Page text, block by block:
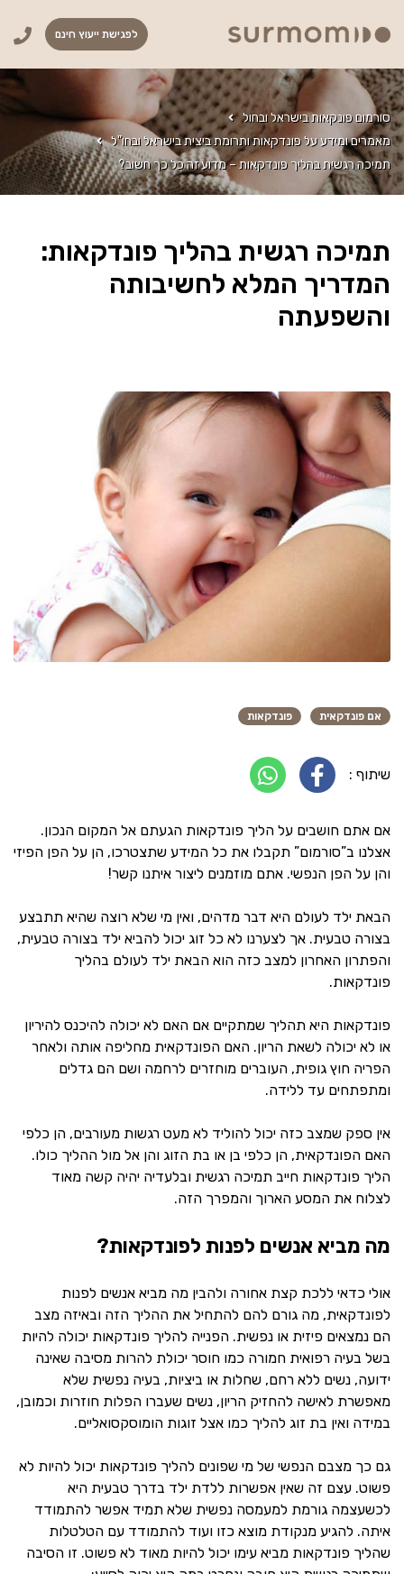
לפגישת ייעוץ חינם
סורמום פונקאות בישראל ובחול
מאמרים ומידע על פונדקאות ותרומת ביצית בישראל ובחו"ל
תמיכה רגשית בהליך פונדקאות – מדוע זה כל כך חשוב?
תמיכה רגשית בהליך פונדקאות:
המדריך המלא לחשיבותה
והשפעתה
אם פונדקאית פונדקאות
שיתוף :
אם אתם חושבים על הליך פונדקאות הגעתם אל המקום הנכון.
אצלנו ב”סורמום” תקבלו את כל המידע שתצטרכו, הן על הפן הפיזי
והן על הפן הנפשי. אתם מוזמנים ליצור איתנו קשר!
הבאת ילד לעולם היא דבר מדהים, ואין מי שלא רוצה שהיא תתבצע
בצורה טבעית. אך לצערנו לא כל זוג יכול להביא ילד בצורה טבעית,
והפתרון האחרון למצב כזה הוא הבאת ילד לעולם בהליך
פונדקאות.
פונדקאות היא תהליך שמתקיים אם האם לא יכולה להיכנס להיריון
או לא יכולה לשאת הריון. האם הפונדקאית מחליפה אותה ולאחר
הפריה חוץ גופית, העוברים מוחזרים לרחמה ושם הם גדלים
ומתפתחים עד ללידה.
אין ספק שמצב כזה יכול להוליד לא מעט רגשות מעורבים, הן כלפי
האם הפונדקאית, הן כלפי בן או בת הזוג והן אל מול ההליך כולו.
הליך פונדקאות חייב תמיכה רגשית ובלעדיה יהיה קשה מאוד
לצלוח את המסע הארוך והמפרך הזה.
מה מביא אנשים לפנות לפונדקאות?
אולי כדאי ללכת קצת אחורה ולהבין מה מביא אנשים לפנות
לפונדקאית, מה גורם להם להתחיל את ההליך הזה ובאיזה מצב
הם נמצאים פיזית או נפשית. הפנייה להליך פונדקאות יכולה להיות
בשל בעיה רפואית חמורה כמו חוסר יכולת להרות מסיבה שאינה
ידועה, נשים ללא רחם, שחלות או ביציות, בעיה נפשית שלא
מאפשרת לאישה להחזיק הריון, נשים שעברו הפלות חוזרות וכמובן,
במידה ואין בת זוג להליך כמו אצל זוגות הומוסקסואליים.
גם כך מצבם הנפשי של מי שפונים להליך פונדקאות יכול להיות לא
פשוט. עצם זה שאין אפשרות ללדת ילד בדרך טבעית היא
לכשעצמה גורמת למעמסה נפשית שלא תמיד אפשר להתמודד
איתה. להגיע מנקודת מוצא כזו ועוד להתמודד עם הטלטלות
שהליך פונדקאות מביא עימו יכול להיות מאוד לא פשוט. זו הסיבה